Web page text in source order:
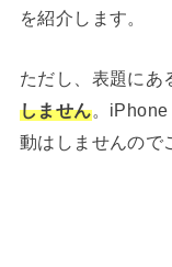
を紹介します。
ただし、表題にあ
しません。iPhone
動はしませんので